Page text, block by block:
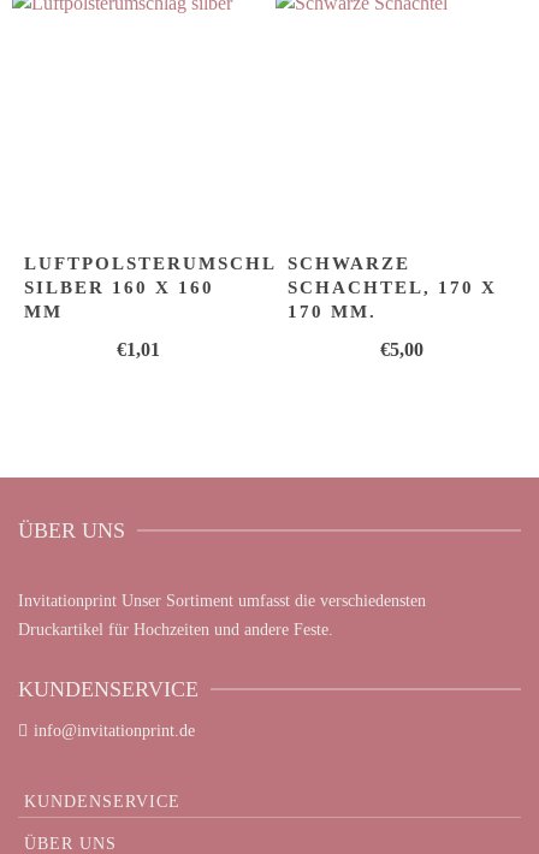
LUFTPOLSTERUMSCHLAG
SILBER 160 X 160
MM
€1,01
SCHWARZE
SCHACHTEL, 170 X
170 MM.
€5,00
ÜBER UNS
Invitationprint Unser Sortiment umfasst die verschiedensten
Druckartikel für Hochzeiten und andere Feste.
KUNDENSERVICE
info@invitationprint.de
KUNDENSERVICE
ÜBER UNS